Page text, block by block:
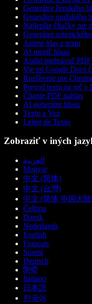
Generátor ženského
Generátor mužského
Najlepšie čítačky pre
Generátor
Anime hlas z textu
AI menič hlasu
Audio prehrávač PDF
Vie mi Google Docs
Rozšírenie pre
Prevod textu na reč v
Čítanie PDF nahlas
AI generátor hlasu
Texto a Voz
Leitor de Texto
Zobraziť v iných
العربية
Magyar
中文 (简体)
中文 (台灣)
中文 (简体 中国大
Čeština
Dansk
Nederlands
English
Français
Suomi
Deutsch
हिन्दी
Italiano
日本語
한국어